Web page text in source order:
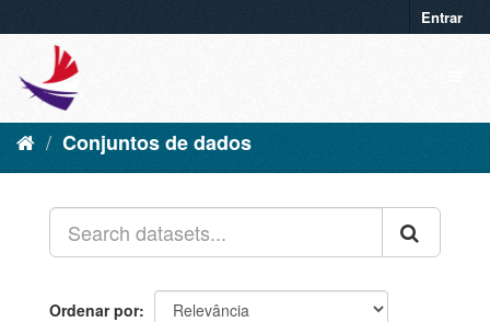
Entrar
Conjuntos de dados
Ordenar por